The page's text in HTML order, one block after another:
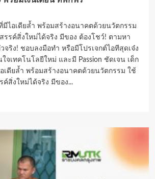
มีไอเดียล้ำ พร้อมสร้างอนาคตด้วยนวัตกรรม
รรค์สิ่งใหม่ได้จริง มีของ ต้องโชว์! ตามหา
จริง! ชอบลงมือทำ หรือมีโปรเจกต์ไอทีสุดเจ๋ง
จเทคโนโลยีใหม่ และมี Passion ชัดเจน เด็ก
เดียล้ำ พร้อมสร้างอนาคตด้วยนวัตกรรม ใช้
ค์สิ่งใหม่ได้จริง มีของ...